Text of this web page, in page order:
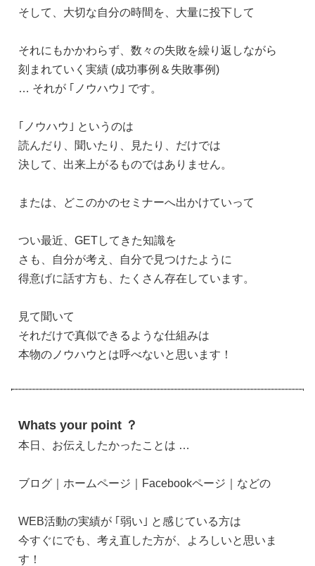
そして、大切な自分の時間を、大量に投下して
それにもかかわらず、数々の失敗を繰り返しながら
刻まれていく実績 (成功事例＆失敗事例)
… それが ｢ノウハウ｣ です。
｢ノウハウ｣ というのは
読んだり、聞いたり、見たり、だけでは
決して、出来上がるものではありません。
または、どこのかのセミナーへ出かけていって
つい最近、GETしてきた知識を
さも、自分が考え、自分で見つけたように
得意げに話す方も、たくさん存在しています。
見て聞いて
それだけで真似できるような仕組みは
本物のノウハウとは呼べないと思います！
Whats your point ？
本日、お伝えしたかったことは …
ブログ｜ホームページ｜Facebookページ｜などの
WEB活動の実績が ｢弱い｣ と感じている方は
今すぐにでも、考え直した方が、よろしいと思いま
す！